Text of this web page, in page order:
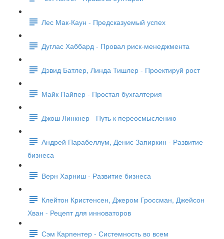
Лес Мак-Каун - Предсказуемый успех
Дуглас Хаббард - Провал риск-менеджмента
Дэвид Батлер, Линда Тишлер - Проектируй рост
Майк Пайпер - Простая бухгалтерия
Джош Линкнер - Путь к переосмыслению
Андрей Парабеллум, Денис Запиркин - Развитие
бизнеса
Верн Харниш - Развитие бизнеса
Клейтон Кристенсен, Джером Гроссман, Джейсон
Хван - Рецепт для инноваторов
Сэм Карпентер - Системность во всем